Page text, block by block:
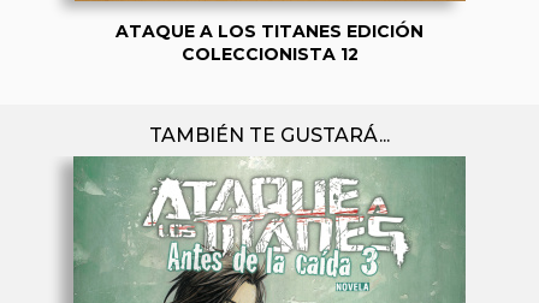
ATAQUE A LOS TITANES EDICIÓN
COLECCIONISTA 12
TAMBIÉN TE GUSTARÁ...